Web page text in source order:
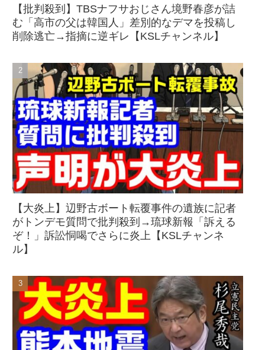
【批判殺到】TBSナフサおじさん境野春彦が詰
む「高市の父は韓国人」差別的なデマを投稿し
削除逃亡→指摘に逆ギレ【KSLチャンネル】
【大炎上】辺野古ボート転覆事件の遺族に記者
がトンデモ質問で批判殺到→琉球新報「訴える
ぞ！」訴訟恫喝でさらに炎上【KSLチャンネ
ル】